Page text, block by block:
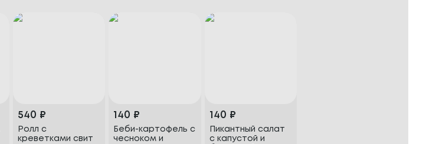
540 ₽
Ролл с
креветками свит
140 ₽
Беби-картофель с
чесноком и
140 ₽
Пикантный салат
с капустой и